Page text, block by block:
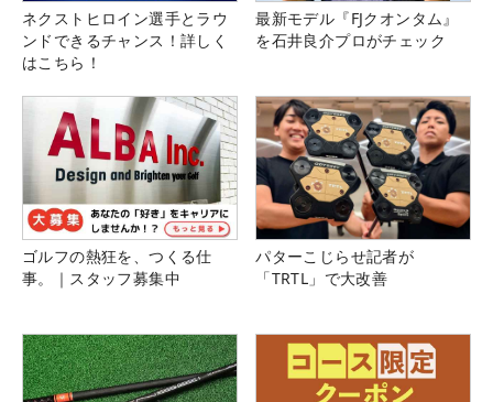
ネクストヒロイン選手とラウ
ンドできるチャンス！詳しく
はこちら！
最新モデル『FJクオンタム』
を石井良介プロがチェック
ゴルフの熱狂を、つくる仕
事。｜スタッフ募集中
パターこじらせ記者が
「TRTL」で大改善